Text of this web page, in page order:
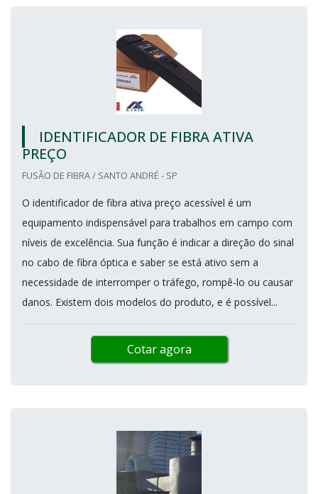
IDENTIFICADOR DE FIBRA ATIVA
PREÇO
FUSÃO DE FIBRA / SANTO ANDRÉ - SP
O identificador de fibra ativa preço acessível é um
equipamento indispensável para trabalhos em campo com
níveis de excelência. Sua função é indicar a direção do sinal
no cabo de fibra óptica e saber se está ativo sem a
necessidade de interromper o tráfego, rompê-lo ou causar
danos. Existem dois modelos do produto, e é possível...
Cotar agora